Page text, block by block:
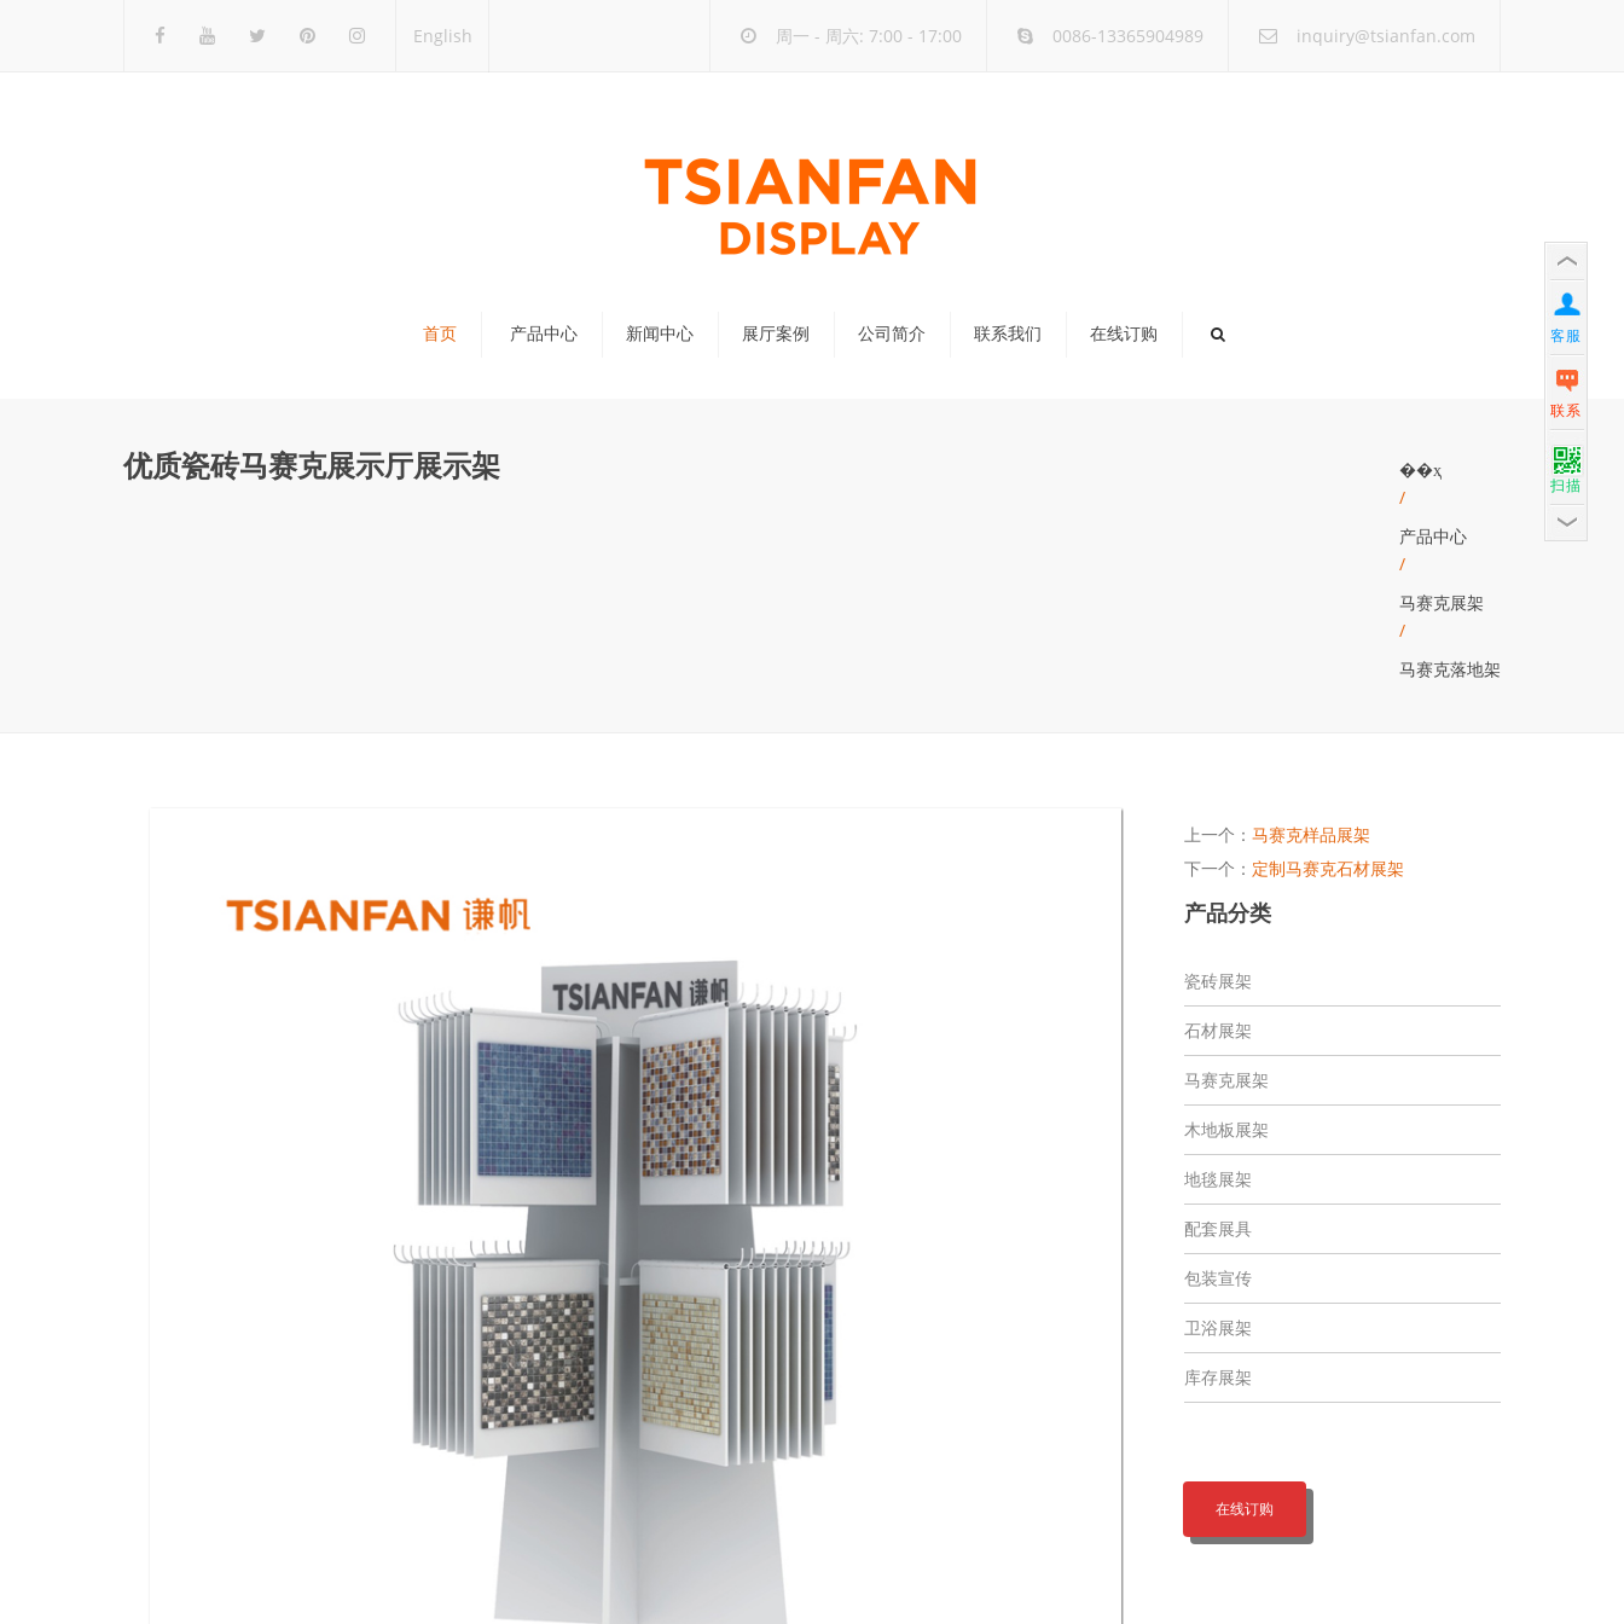
English 周一 - 周六: 7:00 - 17:00 0086-13365904989 inquiry@tsianfan.com
首页 产品中心
石材展架
新闻中心 展厅案例 公司简介 联系我们 在线订购
优质瓷砖马赛克展示厅展示架
��ҳ
/
产品中心
/
马赛克展架
/
马赛克落地架
上一个： 马赛克样品展架
下一个： 定制马赛克石材展架
产品分类
瓷砖展架
石材展架
马赛克展架
木地板展架
地毯展架
配套展具
包装宣传
卫浴展架
库存展架
在线订购
客服
联系
扫描